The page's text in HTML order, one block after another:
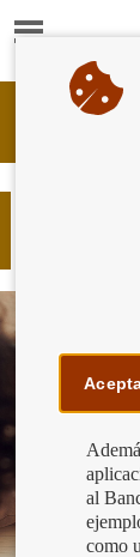
Mostrar
al
como